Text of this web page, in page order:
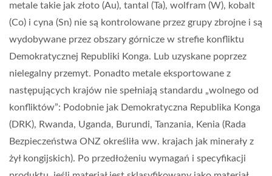
metale takie jak złoto (Au), tantal (Ta), wolfram (W), kobalt
(Co) i cyna (Sn) nie są kontrolowane przez grupy zbrojne i są
wydobywane przez obszary górnicze w strefie konfliktu
Demokratycznej Republiki Konga. Lub uzyskane poprzez
nielegalny przemyt. Ponadto metale eksportowane z
następujących krajów nie spełniają standardu „wolnego od
konfliktów”: Podobnie jak Demokratyczna Republika Konga
(DRK), Rwanda, Uganda, Burundi, Tanzania, Kenia (Rada
Bezpieczeństwa ONZ określiła ww. krajach jak minerały z
żył kongijskich). Po przedłożeniu wymagań i specyfikacji